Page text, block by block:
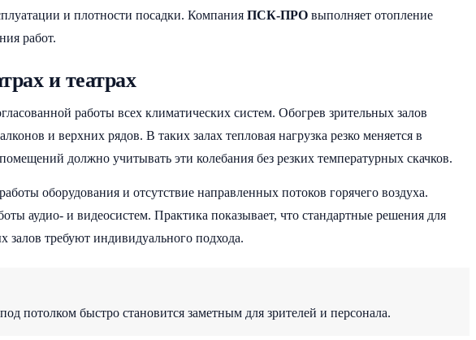
и плотности посадки. Компания ПСК-ПРО выполняет отопление
работ.
и театрах
работы всех климатических систем. Обогрев зрительных залов
и верхних рядов. В таких залах тепловая нагрузка резко меняется в
должно учитывать эти колебания без резких температурных скачков.
оборудования и отсутствие направленных потоков горячего воздуха.
аудио- и видеосистем. Практика показывает, что стандартные решения для
требуют индивидуального подхода.
потолком быстро становится заметным для зрителей и персонала.